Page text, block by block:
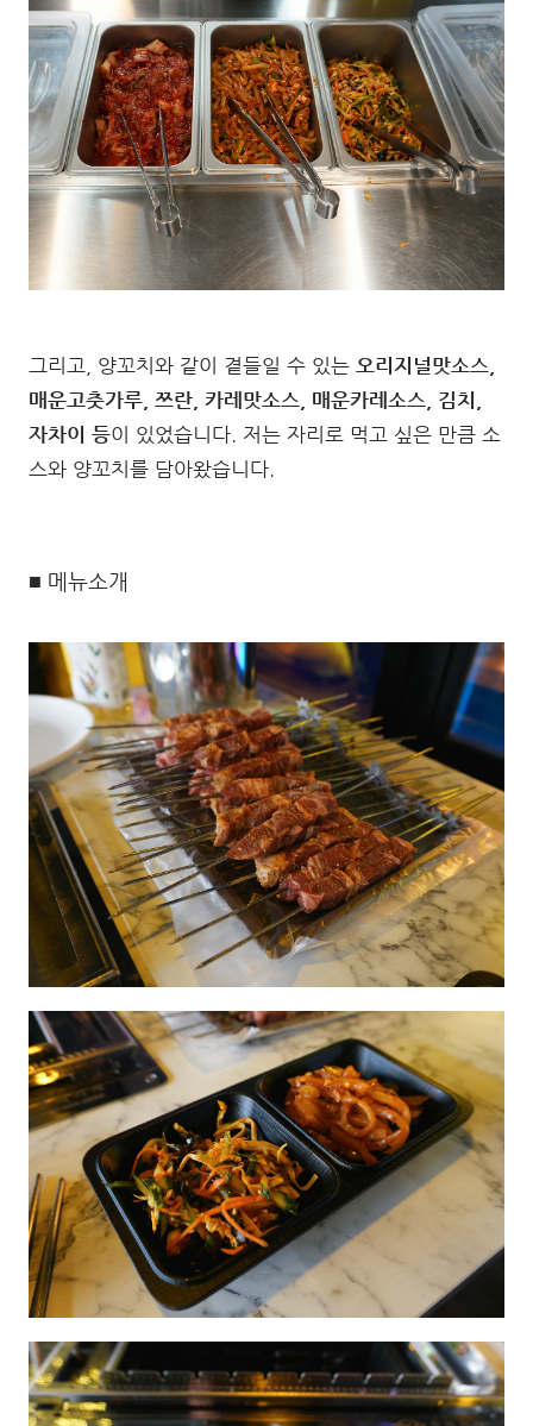
그리고, 양꼬치와 같이 곁들일 수 있는 오리지널맛소스,
매운고춧가루, 쯔란, 카레맛소스, 매운카레소스, 김치,
자차이 등이 있었습니다. 저는 자리로 먹고 싶은 만큼 소
스와 양꼬치를 담아왔습니다.
■ 메뉴소개